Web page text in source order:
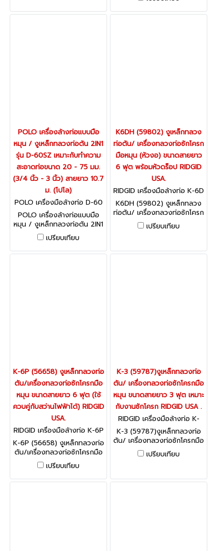
สะอาดท่อขนาด 20 - 75 มม.
(3/4 นิ้ว - 3 นิ้ว) สายยาว 7.6
POLO เครื่องล้างท่อแบบมือ
หมุน / งูเหล็กทลวงท่อตัน 2IN1
รุ่น D-60SZ เหมาะกับทำความ
สะอาดท่อขนาด 20 - 75 มม.
(3/4 นิ้ว - 3 นิ้ว) สายยาว 10.7
ม. (โปโล)
POLO เครื่องมือล้างท่อ D-60
SZ
POLO เครื่องล้างท่อแบบมือ
หมุน / งูเหล็กทลวงท่อตัน 2IN1
รุ่น D-60SZ เหมาะกับทำความ
สะอาดท่อขนาด 20 - 75 มม.
(3/4 นิ้ว - 3 นิ้ว) สายยาว 10.7
เปรียบเทียบ
K6DH (59802) งูเหล็กทลวง
ท่อตัน/ เครื่องทลวงท่อซักโครก
มือหมุน (หัวงอ) ขนาดสายยาว
6 ฟุต พร้อมหัวดร็อป RIDGID
USA.
RIDGID เครื่องมือล้างท่อ K-6D
H (59802)
K6DH (59802) งูเหล็กทลวง
ท่อตัน/ เครื่องทลวงท่อซักโครก
มือหมุน (หัวงอ) ขนาดสายยาว
6 ฟุต พร้อมหัวดร็อป RIDGID
เปรียบเทียบ
K-6P (56658) งูเหล็กทลวงท่อ
ตัน/เครื่องทลวงท่อซักโครกมือ
หมุน ขนาดสายยาว 6 ฟุต (ใช้
ควบคู่กับสว่านไฟฟ้าได้) RIDGID
USA.
RIDGID เครื่องมือล้างท่อ K-6P
(56658)
K-6P (56658) งูเหล็กทลวงท่อ
ตัน/เครื่องทลวงท่อซักโครกมือ
หมุน ขนาดสายยาว 6 ฟุต (ใช้
ควบคู่กับสว่านไฟฟ้าได้) RIDGID
USA.
เปรียบเทียบ
K-3 (59787)งูเหล็กทลวงท่อ
ตัน/ เครื่องทลวงท่อซักโครกมือ
หมุน ขนาดสายยาว 3 ฟุต เหมาะ
กับงานซักโครก RIDGID USA .
RIDGID เครื่องมือล้างท่อ K-
3 (59787)
K-3 (59787)งูเหล็กทลวงท่อ
ตัน/ เครื่องทลวงท่อซักโครกมือ
หมุน ขนาดสายยาว 3 ฟุต เหมาะ
กับงานซักโครก RIDGID USA .
เปรียบเทียบ